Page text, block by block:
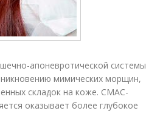
апоневротической системы
мимических морщин,
складок на коже. СМАС-
оказывает более глубокое